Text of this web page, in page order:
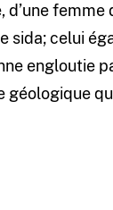
d’une femme
sida; celui
engloutie